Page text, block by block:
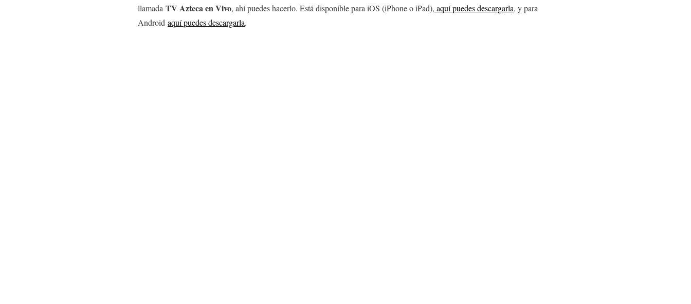
llamada TV Azteca en Vivo, ahí puedes hacerlo. Está disponible para iOS (iPhone o iPad), aquí puedes descargarla, y para
Android aquí puedes descargarla.